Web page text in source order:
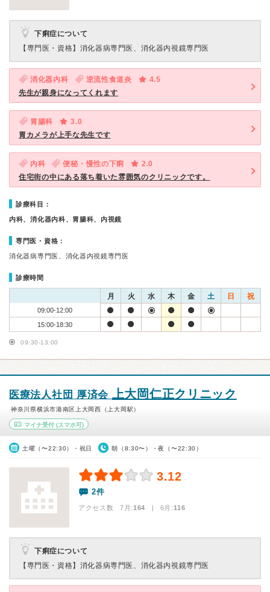
下痢症について
【専門医・資格】 消化器病専門医、消化器内視鏡専門医
消化器内科 逆流性食道炎
4.5
先生が親身になってくれます
胃腸科
3.0
胃カメラが上手な先生です
内科 便秘・慢性の下痢
2.0
住宅街の中にある落ち着いた雰囲気のクリニックです。
診療科目：
内科、消化器内科、胃腸科、内視鏡
専門医・資格：
消化器病専門医、消化器内視鏡専門医
診療時間
月 火 水 木 金 土 日 祝
09:00-12:00
15:00-18:30
09:30-13:00
医療法人社団 厚済会 上大岡仁正クリニック
神奈川県横浜市港南区上大岡西（上大岡駅）
マイナ受付 (スマホ可)
土曜（〜22:30）・祝日 朝（8:30〜）・夜（〜22:30）
3.12
2件
アクセス数 7月:164 | 6月:116
下痢症について
【専門医・資格】 消化器病専門医、消化器内視鏡専門医